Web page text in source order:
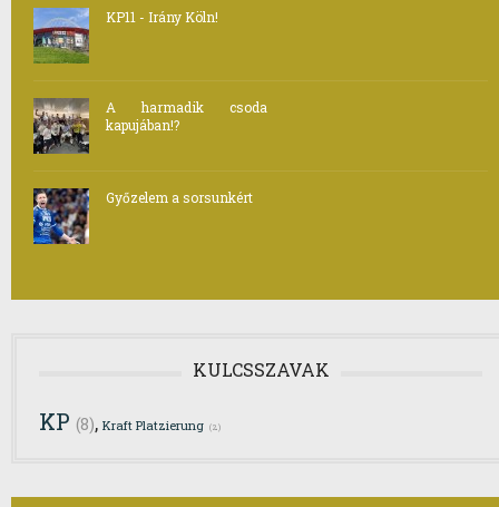
KP11 - Irány Köln!
A harmadik csoda
kapujában!?
Győzelem a sorsunkért
KULCSSZAVAK
KP (8), Kraft Platzierung (2)